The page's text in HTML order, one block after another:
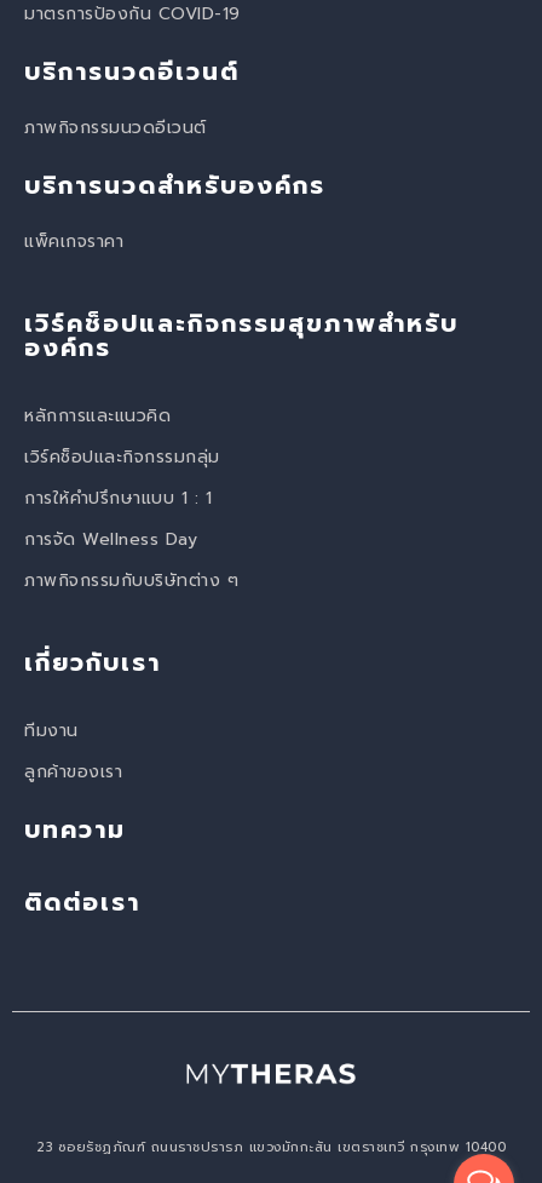
มาตรการป้องกัน COVID-19
บริการนวดอีเวนต์
ภาพกิจกรรมนวดอีเวนต์
บริการนวดสำหรับองค์กร
แพ็คเกจราคา
เวิร์คช็อปและกิจกรรมสุขภาพสำหรับ
องค์กร
หลักการและแนวคิด
เวิร์คช็อปและกิจกรรมกลุ่ม
การให้คำปรึกษาแบบ 1 : 1
การจัด Wellness Day
ภาพกิจกรรมกับบริษัทต่าง ๆ
เกี่ยวกับเรา
ทีมงาน
ลูกค้าของเรา
บทความ
ติดต่อเรา
23 ซอยรัชฏภัณฑ์ ถนนราชปรารภ แขวงมักกะสัน เขตราชเทวี กรุงเทพ 10400